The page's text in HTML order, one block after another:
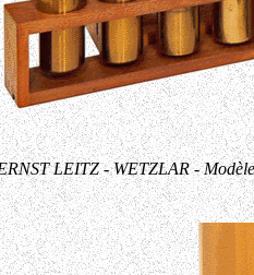
LEITZ - WETZLAR -